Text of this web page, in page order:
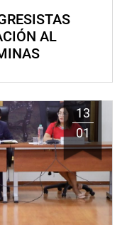
AL
13
01